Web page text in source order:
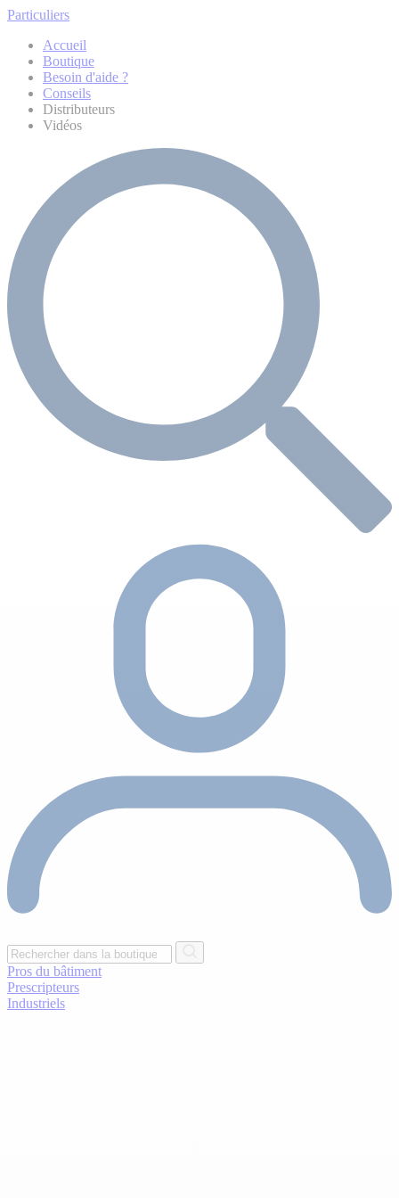
Particuliers
Accueil
Boutique
Besoin d'aide ?
Conseils
Distributeurs
Vidéos
Pros du bâtiment
Prescripteurs
Industriels